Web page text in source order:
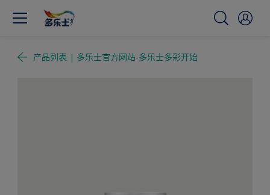
产品列表 | 多乐士官方网站-多乐士多彩开始